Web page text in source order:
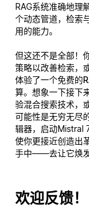
RAG系统准确地理
个动态管道，检索
用的能力。
但这还不是全部！
策略以改善检索
体验了一个免费的
算。想象一下接下
验混合搜索技术，
可能性是无穷无尽
辑器，启动Mistral
使你更接近创造出
手中——去让它焕
欢迎反馈！